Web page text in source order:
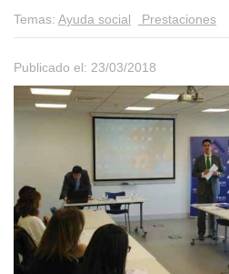
Temas: Ayuda social Prestaciones
Publicado el: 23/03/2018